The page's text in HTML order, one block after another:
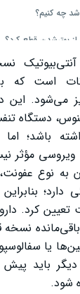
چه کنیم؟
بهترشدن قطع کرد؟
چیست؟
مراجعه فوری
و پنی‌سیلین
کلاو
مصرف با پزشک
دارویی
است که
می‌شود.
دستگاه
باشد؛
ویروسی مؤثر
نوع
تعیین کرد.
نسخه
یا
باید پیش
شود.